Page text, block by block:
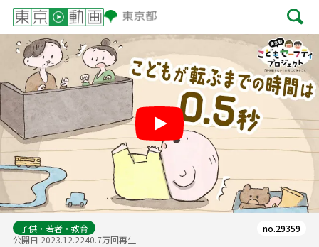
Play
子供・若者・教育
公開日 2023.12.2240.7万回再生
no.29359